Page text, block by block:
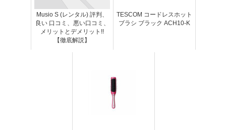
Musio S (レンタル) 評判、
良い 口コミ、悪い口コミ、
メリットとデメリット!!
【徹底解説】
TESCOM コードレスホット
ブラシ ブラック ACH10-K